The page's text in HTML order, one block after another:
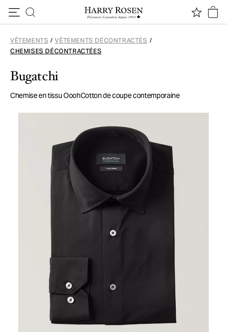
VÊTEMENTS / VÊTEMENTS DÉCONTRACTÉS /
CHEMISES DÉCONTRACTÉES
Bugatchi
Chemise en tissu OoohCotton de coupe contemporaine